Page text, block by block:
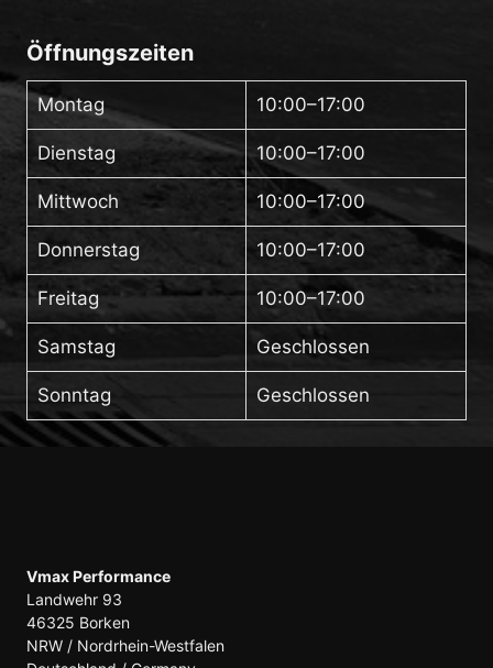
Öffnungszeiten
Montag 10:00–17:00
Dienstag 10:00–17:00
Mittwoch 10:00–17:00
Donnerstag 10:00–17:00
Freitag 10:00–17:00
Samstag Geschlossen
Sonntag Geschlossen
Vmax Performance
Landwehr 93
46325 Borken
NRW / Nordrhein-Westfalen